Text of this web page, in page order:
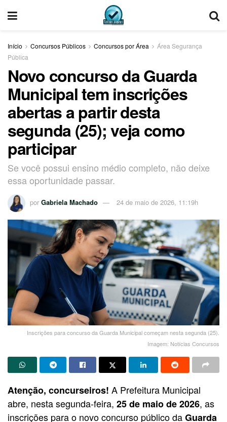
Início Concursos Públicos Concursos por Área
Área Segurança
Pública
Novo concurso da Guarda
Municipal tem inscrições
abertas a partir desta
segunda (25); veja como
participar
Se você possui ensino médio completo, não deixe
essa oportunidade passar.
por Gabriela Machado 24 de maio de 2026, 11:19h
Inscrições para concurso da Guarda Municipal começam nesta segunda (25).
Imagem: Notícias Concursos
Atenção, concurseiros! A Prefeitura Municipal
abre, nesta segunda-feira, 25 de maio de 2026, as
inscrições para o novo concurso público daGuarda